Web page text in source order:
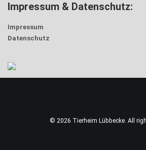
Impressum & Datenschutz:
Impressum
Datenschutz
© 2026 Tierheim Lübbecke. All